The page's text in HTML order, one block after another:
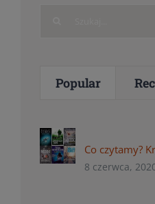
Popular
Co czytamy?
8 czerwca,